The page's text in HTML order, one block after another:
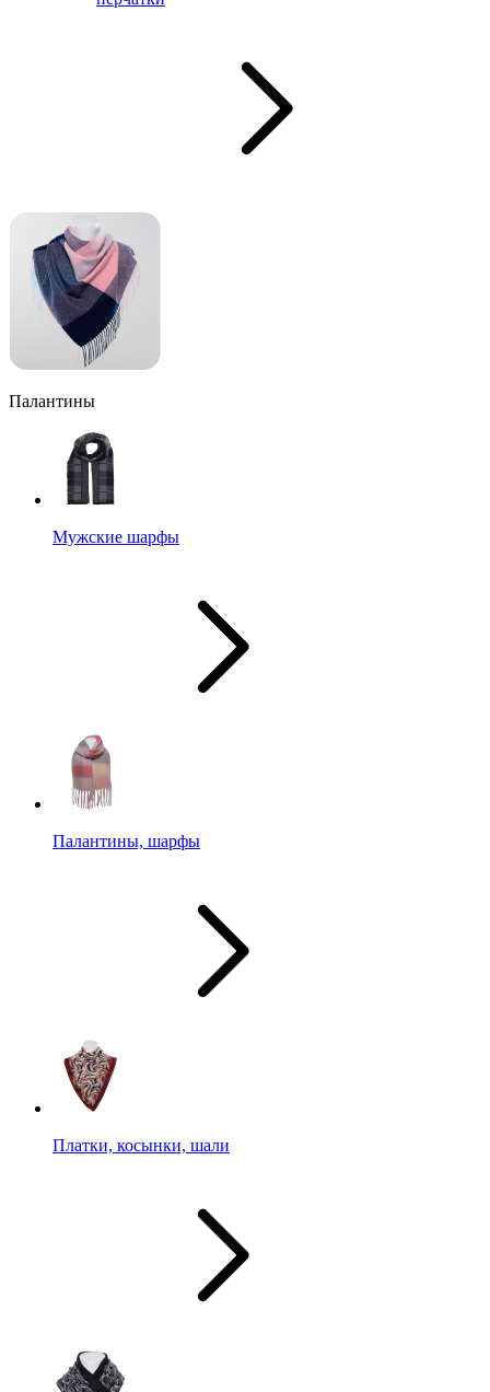
Палантины
Мужские шарфы
Палантины, шарфы
Платки, косынки, шали